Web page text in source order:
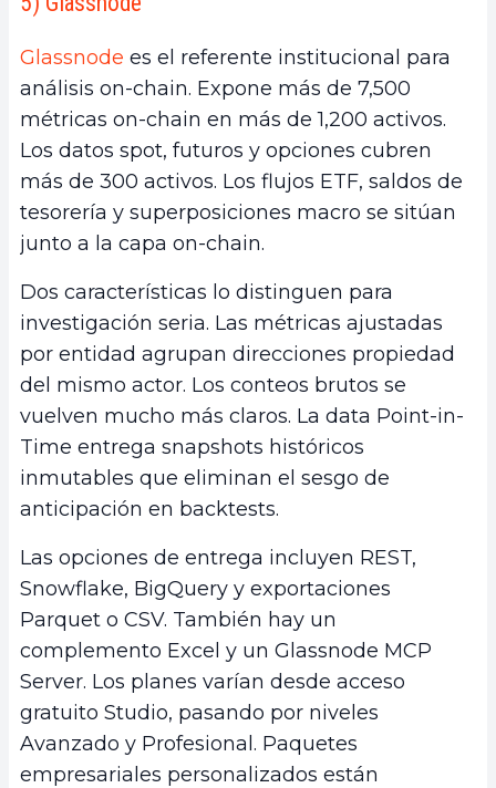
Glassnode es el referente institucional para
análisis on-chain. Expone más de 7,500
métricas on-chain en más de 1,200 activos.
Los datos spot, futuros y opciones cubren
más de 300 activos. Los flujos ETF, saldos de
tesorería y superposiciones macro se sitúan
junto a la capa on-chain.
Dos características lo distinguen para
investigación seria. Las métricas ajustadas
por entidad agrupan direcciones propiedad
del mismo actor. Los conteos brutos se
vuelven mucho más claros. La data Point-in-
Time entrega snapshots históricos
inmutables que eliminan el sesgo de
anticipación en backtests.
Las opciones de entrega incluyen REST,
Snowflake, BigQuery y exportaciones
Parquet o CSV. También hay un
complemento Excel y un Glassnode MCP
Server. Los planes varían desde acceso
gratuito Studio, pasando por niveles
Avanzado y Profesional. Paquetes
empresariales personalizados están